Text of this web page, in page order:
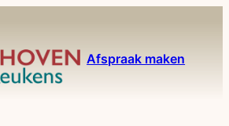
Afspraak maken